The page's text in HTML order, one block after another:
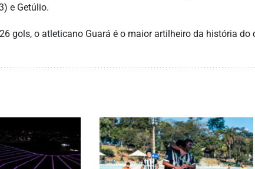
e Getúlio.
gols, o atleticano Guará é o maior artilheiro da história do